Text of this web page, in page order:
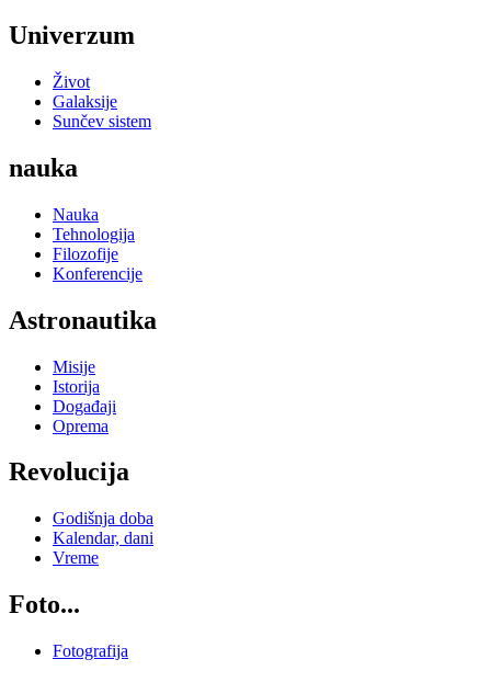
Univerzum
Život
Galaksije
Sunčev sistem
nauka
Nauka
Tehnologija
Filozofije
Konferencije
Astronautika
Misije
Istorija
Događaji
Oprema
Revolucija
Godišnja doba
Kalendar, dani
Vreme
Foto...
Fotografija